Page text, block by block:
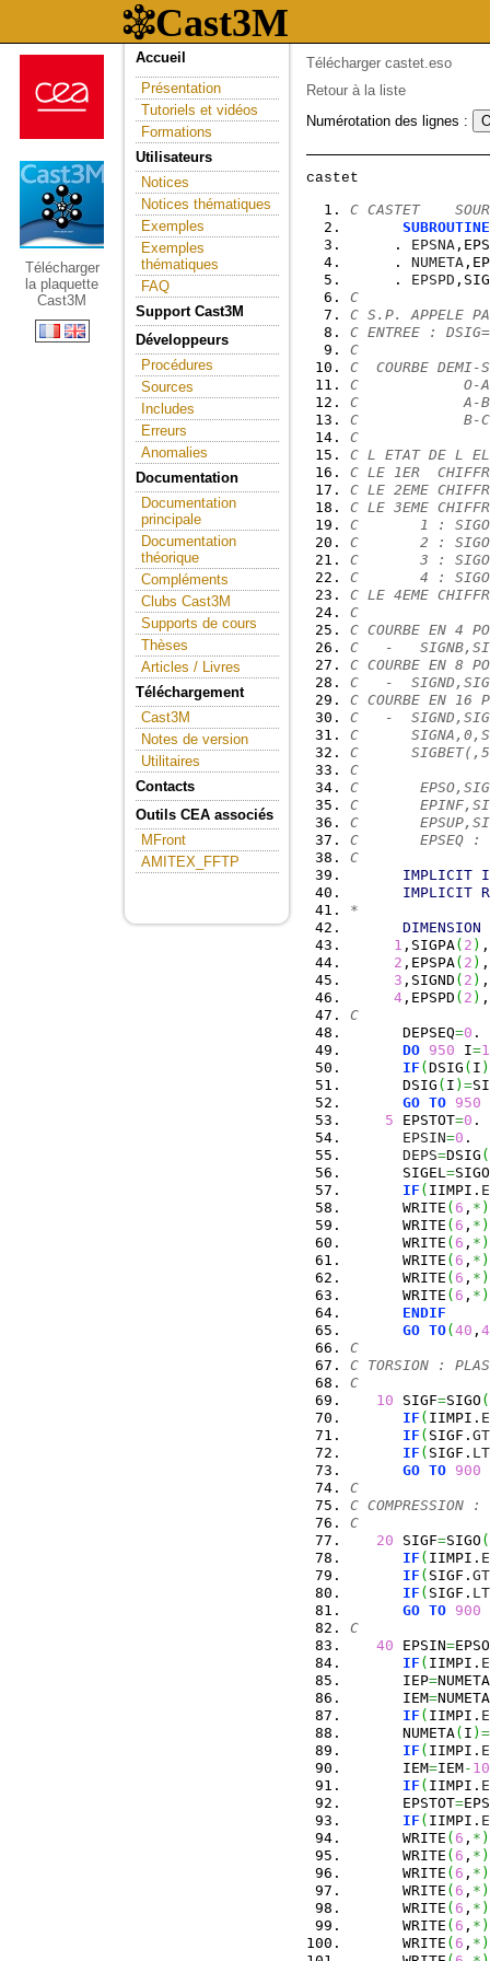
Télécharger
la plaquette
Cast3M
Accueil
Présentation
Tutoriels et vidéos
Formations
Utilisateurs
Notices
Notices thématiques
Exemples
Exemples
thématiques
FAQ
Support Cast3M
Développeurs
Procédures
Sources
Includes
Erreurs
Anomalies
Documentation
Documentation
principale
Documentation
théorique
Compléments
Clubs Cast3M
Supports de cours
Thèses
Articles / Livres
Téléchargement
Cast3M
Notes de version
Utilitaires
Contacts
Outils CEA associés
MFront
AMITEX_FFTP
Télécharger castet.eso
Retour à la liste
Numérotation des lignes :
C CASTET
SUBROUTINE
     .
EPSNA
     .
NUMETA
     .
EPSPD
C
C S.P. APPELE
C ENTREE :
C
C  COURBE DEMI-
C            O-A
C            A-B
C            B-C-D
C
C L ETAT DE L
C LE 1ER
C LE 2EME
C LE 3EME
C       1 : SIGO
C       2 : SIGO
C       3 : SIGO
C       4 : SIGO
C LE 4EME
C
C COURBE EN 4
C   -
C COURBE EN 8
C   -
C COURBE EN 16
C   -
C
C
C
C
C
C
C       EPSEQ :
C
IMPLICIT
IMPLICIT
*
DIMENSION
1 ,SIGPA( 2 )
2 ,EPSPA( 2 )
3 ,SIGND ( 2 )
4 ,EPSPD ( 2 )
C
      DEPSEQ
=0 .
DO 950 I=1
IF (DSIG ( I )
      DSIG
( I ) =
GO TO 950
5 EPSTOT=0 .
EPSIN=0 .
DEPS=DSIG (
      SIGEL
=SIGO
IF ( IIMPI.
      WRITE
( 6 , * )
      WRITE
( 6 , * )
      WRITE
( 6 , * )
      WRITE
( 6 , * )
      WRITE
( 6 , * )
      WRITE
( 6 , * )
ENDIF
GO TO(40 ,
C
C TORSION :
C
10 SIGF=SIGO (
IF ( IIMPI.
IF ( SIGF. GT
IF ( SIGF. LT
GO TO 900
C
C COMPRESSION
C
20 SIGF=SIGO (
IF ( IIMPI.
IF ( SIGF. GT
IF ( SIGF. LT
GO TO 900
C
40 EPSIN=EPSO
IF ( IIMPI.
      IEP
=NUMETA
      IEM
=NUMETA
IF ( IIMPI.
      NUMETA
( I ) =
IF ( IIMPI.
      IEM
=IEM- 10
IF ( IIMPI.
      EPSTOT
=
IF ( IIMPI.
      WRITE
( 6 , * )
      WRITE
( 6 , * )
      WRITE
( 6 , * )
      WRITE
( 6 , * )
      WRITE
( 6 , * )
      WRITE
( 6 , * )
      WRITE
( 6 , * )